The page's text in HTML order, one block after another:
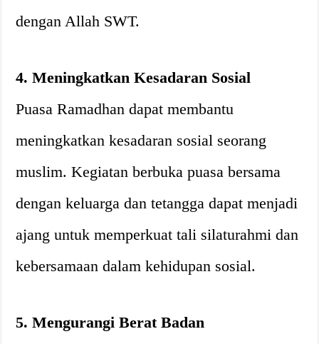
dengan Allah SWT.
4. Meningkatkan Kesadaran Sosial
Puasa Ramadhan dapat membantu
meningkatkan kesadaran sosial seorang
muslim. Kegiatan berbuka puasa bersama
dengan keluarga dan tetangga dapat menjadi
ajang untuk memperkuat tali silaturahmi dan
kebersamaan dalam kehidupan sosial.
5. Mengurangi Berat Badan